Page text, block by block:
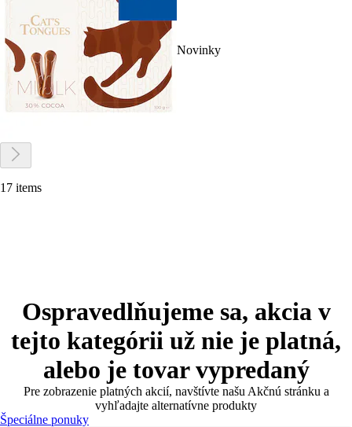
Novinky
17 items
Ospravedlňujeme sa, akcia v
tejto kategórii už nie je platná,
alebo je tovar vypredaný
Pre zobrazenie platných akcií, navštívte našu Akčnú stránku a
vyhľadajte alternatívne produkty
Špeciálne ponuky